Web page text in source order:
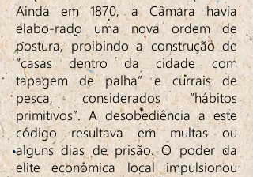
Ainda em 1870, a Câmara havia
elabo-rado uma nova ordem de
postura, proibindo a construção de
“casas dentro da cidade com
tapagem de palha” e currais de
pesca, considerados “hábitos
primitivos”. A desobediência a este
código resultava em multas ou
alguns dias de prisão. O poder da
elite econômica local impulsionou